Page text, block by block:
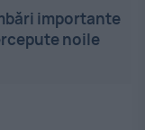
importante
noile